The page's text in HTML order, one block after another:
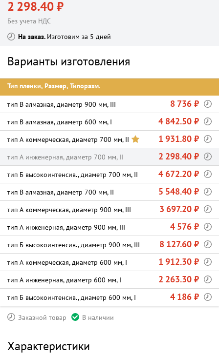
2 298.40 ₽
Без учета НДС
На заказ Изготовим за 5 дней
Варианты изготовления
Тип пленки, Размер, Типоразм.
тип В алмазная, диаметр 900 мм, III 8 736 ₽
тип В алмазная, диаметр 600 мм, I 4 842.50 ₽
тип А коммерческая, диаметр 700 мм, II 1 931.80 ₽
тип А инженерная, диаметр 700 мм, II 2 298.40 ₽
тип Б высокоинтенсив., диаметр 700 мм, II 4 672.20 ₽
тип В алмазная, диаметр 700 мм, II 5 548.40 ₽
тип А коммерческая, диаметр 900 мм, III 3 697.20 ₽
тип А инженерная, диаметр 900 мм, III 4 576 ₽
тип Б высокоинтенсив., диаметр 900 мм, III 8 127.60 ₽
тип А коммерческая, диаметр 600 мм, I 1 912.30 ₽
тип А инженерная, диаметр 600 мм, I 2 263.30 ₽
тип Б высокоинтенсив., диаметр 600 мм, I 4 186 ₽
Заказной товар В наличии
Характеристики